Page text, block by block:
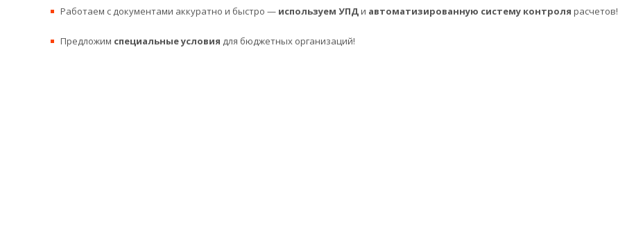
Работаем с документами аккуратно и быстро — используем УПДи автоматизированную систему контроля расчетов!
Предложим специальные условия для бюджетных организаций!